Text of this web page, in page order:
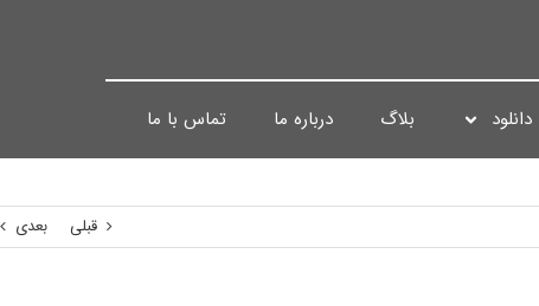
دانلود بلاگ درباره ما تماس با ما
قبلی بعدی